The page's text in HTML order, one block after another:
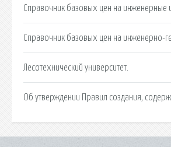
Справочник базовых цен на инженерные
Справочник базовых цен на инженерно-
Лесотехнический университет.
Об утверждении Правил создания,